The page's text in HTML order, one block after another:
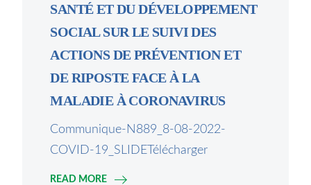
SANTÉ ET DU DÉVELOPPEMENT
SOCIAL SUR LE SUIVI DES
ACTIONS DE PRÉVENTION ET
DE RIPOSTE FACE À LA
MALADIE À CORONAVIRUS
Communique-N889_8-08-2022-
COVID-19_SLIDETélécharger
READ MORE